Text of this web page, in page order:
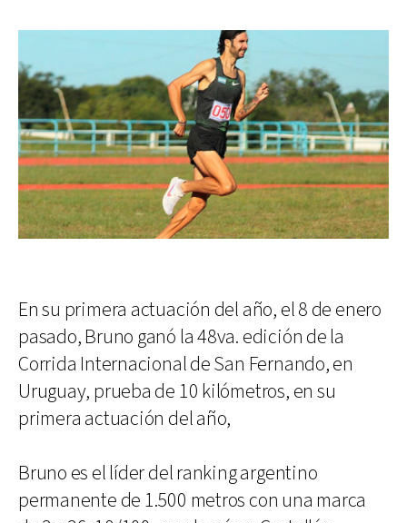
En su primera actuación del año, el 8 de enero
pasado, Bruno ganó la 48va. edición de la
Corrida Internacional de San Fernando, en
Uruguay, prueba de 10 kilómetros, en su
primera actuación del año,
Bruno es el líder del ranking argentino
permanente de 1.500 metros con una marca